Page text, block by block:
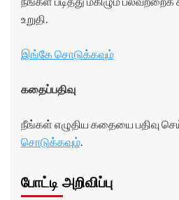
உறுதி.
இங்கே சொடுக்கவும்
கதைப்பதிவு
நீங்கள் எழுதிய கதையை பதிவு
சொடுக்கவும்.
போட்டி அறிவிப்பு